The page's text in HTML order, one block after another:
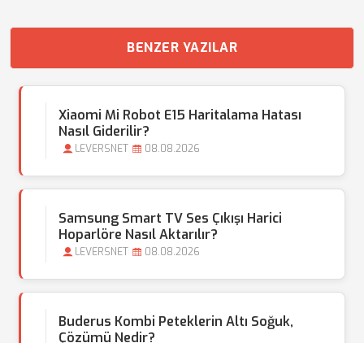
BENZER YAZILAR
Xiaomi Mi Robot E15 Haritalama Hatası
Nasıl Giderilir?
LEVERSNET 08.08.2026
Samsung Smart TV Ses Çıkışı Harici
Hoparlöre Nasıl Aktarılır?
LEVERSNET 08.08.2026
Buderus Kombi Peteklerin Altı Soğuk,
Çözümü Nedir?